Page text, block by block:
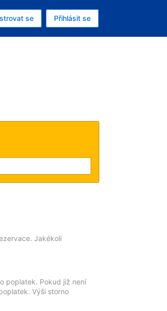
V češtině
se Přihlásit se
Jakékoli
poplatek. Pokud již není
Výši storno